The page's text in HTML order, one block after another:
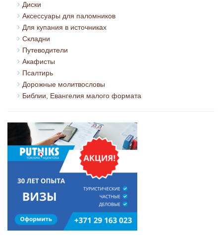
Диски
Аксессуары для паломников
Для купания в источниках
Складни
Путеводители
Акафисты
Псалтирь
Дорожные молитвословы
Библии, Евангелия малого формата